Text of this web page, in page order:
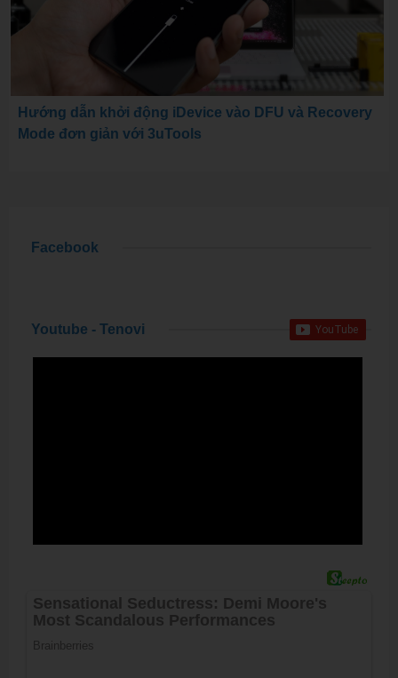
Hướng dẫn khởi động iDevice vào DFU và Recovery
Mode đơn giản với 3uTools
Facebook
Youtube - Tenovi